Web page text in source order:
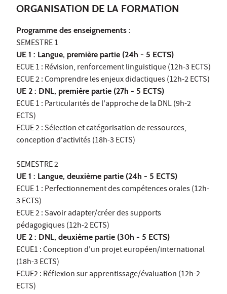
ORGANISATION DE LA FORMATION
Programme des enseignements :
SEMESTRE 1
UE 1 : Langue, première partie (24h - 5 ECTS)
ECUE 1 : Révision, renforcement linguistique (12h-3 ECTS)
ECUE 2 : Comprendre les enjeux didactiques (12h-2 ECTS)
UE 2 : DNL, première partie (27h - 5 ECTS)
ECUE 1 : Particularités de l'approche de la DNL (9h-2
ECTS)
ECUE 2 : Sélection et catégorisation de ressources,
conception d'activités (18h-3 ECTS)
SEMESTRE 2
UE 1 : Langue, deuxième partie (24h - 5 ECTS)
ECUE 1 : Perfectionnement des compétences orales (12h-
3 ECTS)
ECUE 2 : Savoir adapter/créer des supports
pédagogiques (12h-2 ECTS)
UE 2 : DNL, deuxième partie (30h - 5 ECTS)
ECUE1 : Conception d'un projet européen/international
(18h-3 ECTS)
ECUE2 : Réflexion sur apprentissage/évaluation (12h-2
ECTS)